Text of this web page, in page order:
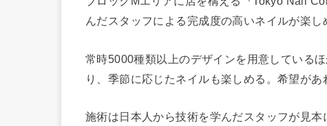
んだスタッフによる完成度の高いネイルが楽し
常時5000種類以上のデザインを用意している
り、季節に応じたネイルも楽しめる。希望があ
施術は日本人から技術を学んだスタッフが見